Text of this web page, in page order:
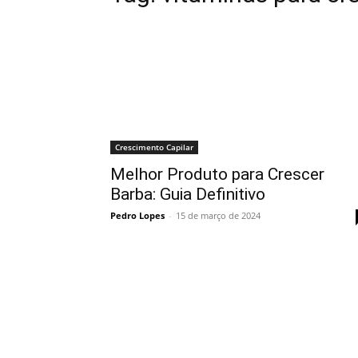
Crescimento Capilar
Melhor Produto para Crescer
Barba: Guia Definitivo
Pedro Lopes - 15 de março de 2024